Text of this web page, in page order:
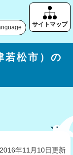
若松市）の
年11月10日更新